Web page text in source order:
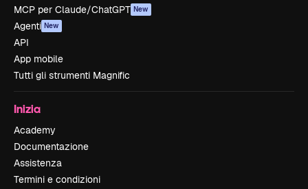
MCP per Claude/ChatGPT New
Agenti New
API
App mobile
Tutti gli strumenti Magnific
Inizia
Academy
Documentazione
Assistenza
Termini e condizioni